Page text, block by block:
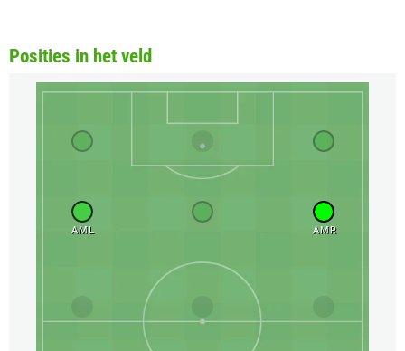
Posities in het veld
AML AMR